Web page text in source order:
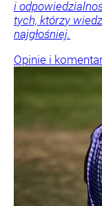
i
tych, którzy
najgłośniej.
Opinie i